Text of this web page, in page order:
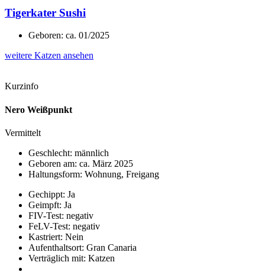
Tigerkater Sushi
Geboren: ca. 01/2025
weitere Katzen ansehen
Kurzinfo
Nero Weißpunkt
Vermittelt
Geschlecht: männlich
Geboren am: ca. März 2025
Haltungsform: Wohnung, Freigang
Gechippt: Ja
Geimpft: Ja
FIV-Test: negativ
FeLV-Test: negativ
Kastriert: Nein
Aufenthaltsort: Gran Canaria
Verträglich mit: Katzen